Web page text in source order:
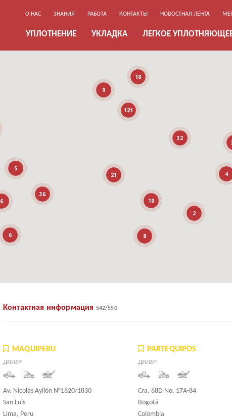
О НАС ЗНАНИЯ РАБОТА КОНТАКТЫ НОВОСТНАЯ ЛЕНТА
УПЛОТНЕНИЕ УКЛАДКА ЛЕГКОЕ
6
32
36
121
18
10
21
6
9
4
8
5
2
Контактная информация 542/550
MAQUIPERU
ДИЛЕР
Av. Nicolás Ayllón N°1820/1830
San Luis
Lima, Peru
PARTEQUIPOS
ДИЛЕР
Cra. 68D No. 17A-84
Bogotá
Colombia